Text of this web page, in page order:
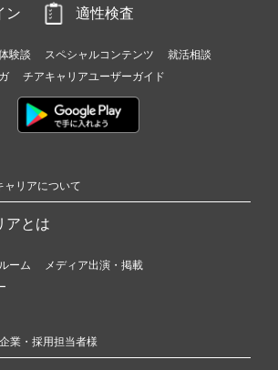
ン
適性検査
験談 スペシャルコンテンツ
就活相談
チアキャリアユーザーガイド
ャリアについて
アとは
ーム
メディア出演・掲載
企業・採用担当者様